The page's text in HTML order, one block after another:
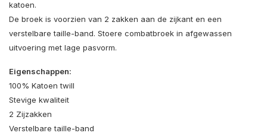
katoen.
De broek is voorzien van 2 zakken aan de zijkant en een
verstelbare taille-band. Stoere combatbroek in afgewassen
uitvoering met lage pasvorm.
Eigenschappen:
100% Katoen twill
Stevige kwaliteit
2 Zijzakken
Verstelbare taille-band